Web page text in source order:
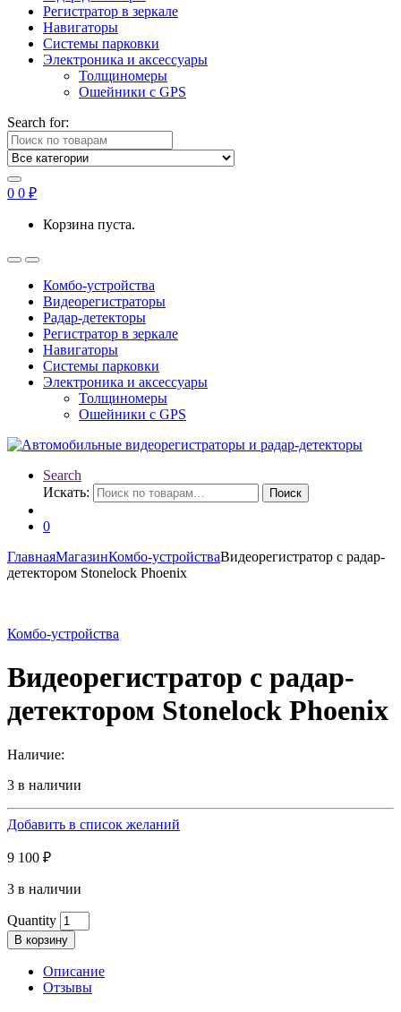
Регистратор в зеркале
Навигаторы
Системы парковки
Электроника и аксессуары
Толщиномеры
Ошейники с GPS
Search for:
0 0 ₽
Корзина пуста.
Комбо-устройства
Видеорегистраторы
Радар-детекторы
Регистратор в зеркале
Навигаторы
Системы парковки
Электроника и аксессуары
Толщиномеры
Ошейники с GPS
Search
Искать:
Поиск
0
ГлавнаяМагазинКомбо-устройстваВидеорегистратор с радар-
детектором Stonelock Phoenix
Комбо-устройства
Видеорегистратор с радар-
детектором Stonelock Phoenix
Наличие:
3 в наличии
Добавить в список желаний
9 100 ₽
3 в наличии
Quantity
В корзину
Описание
Отзывы